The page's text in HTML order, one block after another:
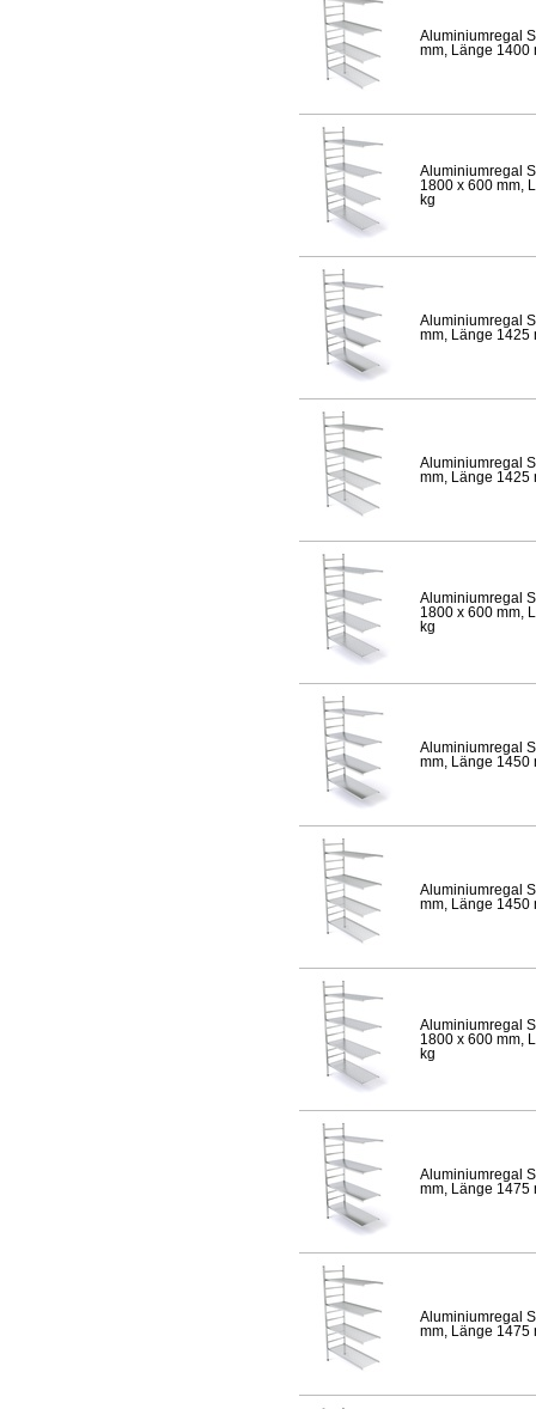
Aluminiumregal
mm, Länge 1400
Aluminiumregal
1800 x 600 mm,
kg
Aluminiumregal
mm, Länge 1425
Aluminiumregal
mm, Länge 1425
Aluminiumregal
1800 x 600 mm,
kg
Aluminiumregal
mm, Länge 1450
Aluminiumregal
mm, Länge 1450
Aluminiumregal
1800 x 600 mm,
kg
Aluminiumregal
mm, Länge 1475
Aluminiumregal
mm, Länge 1475